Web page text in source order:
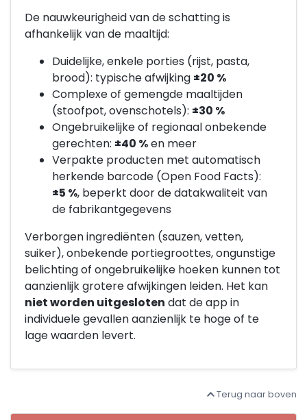
De nauwkeurigheid van de schatting is
afhankelijk van de maaltijd:
Duidelijke, enkele porties (rijst, pasta,
brood): typische afwijking ±20 %
Complexe of gemengde maaltijden
(stoofpot, ovenschotels): ±30 %
Ongebruikelijke of regionaal onbekende
gerechten: ±40 %en meer
Verpakte producten met automatisch
herkende barcode (Open Food Facts):
±5 %, beperkt door de datakwaliteit van
de fabrikantgegevens
Verborgen ingrediënten (sauzen, vetten,
suiker), onbekende portiegroottes, ongunstige
belichting of ongebruikelijke hoeken kunnen tot
aanzienlijk grotere afwijkingen leiden. Het kan
niet worden uitgesloten dat de app in
individuele gevallen aanzienlijk te hoge of te
lage waarden levert.
Terug naar boven